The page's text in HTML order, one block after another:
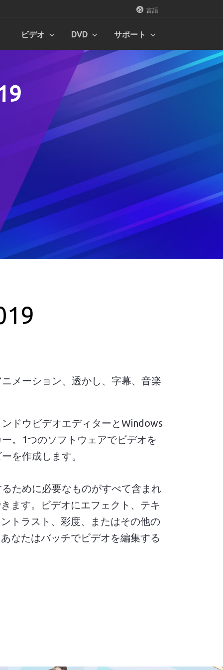
言語
ビデオ
ーダ
ストックビデオ
ビデオ映像コレクション
ストックオーディオ
写真素材
画像コレクション
ページに移動
DVD
ストックビデオ
ビデオ映像コレクション
ストックオーディオ
写真素材
画像コレクション
ページに移動
サポート
ストックビデオ
ビデオ映像コレクション
ストックオーディオ
写真素材
画像コレクション
ページに移動
メーション、透かし、字幕、音楽
ドウビデオエディターとWindows
。1つのソフトウェアでビデオを
を作成します。
ために必要なものがすべて含まれ
ます。ビデオにエフェクト、テキ
トラスト、彩度、またはその他の
なたはバッチでビデオを編集する